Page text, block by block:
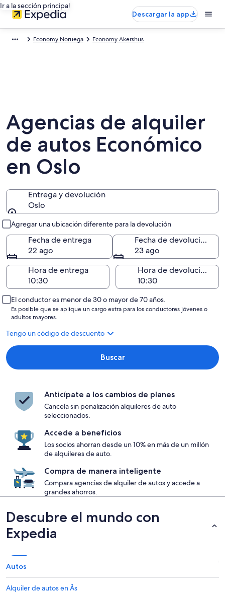
Ir a la sección principal
Descargar la app
Economy Noruega Economy Akershus
Agencias de alquiler
de autos Económico
en Oslo
Entrega y devolución
Oslo
Agregar una ubicación diferente para la devolución
Fecha de entrega
22 ago
Fecha de devolución
23 ago
Hora de entrega
Hora de devolución
El conductor es menor de 30 o mayor de 70 años.
Es posible que se aplique un cargo extra para los conductores jóvenes o
adultos mayores.
Tengo un código de descuento
Buscar
Anticípate a los cambios de planes
Cancela sin penalización alquileres de auto
seleccionados.
Accede a beneficios
Los socios ahorran desde un 10% en más de un millón
de alquileres de auto.
Compra de manera inteligente
Compara agencias de alquiler de autos y accede a
grandes ahorros.
Descubre el mundo con
Expedia
Autos
Alquiler de autos en Ås